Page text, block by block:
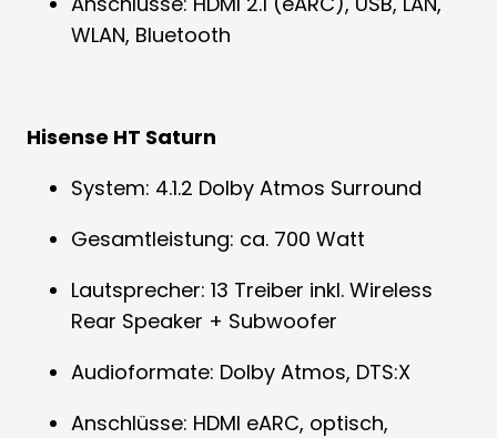
WLAN, Bluetooth
Hisense HT Saturn
System: 4.1.2 Dolby Atmos Surround
Gesamtleistung: ca. 700 Watt
Lautsprecher: 13 Treiber inkl. Wireless
Rear Speaker + Subwoofer
Audioformate: Dolby Atmos, DTS:X
Anschlüsse: HDMI eARC, optisch,